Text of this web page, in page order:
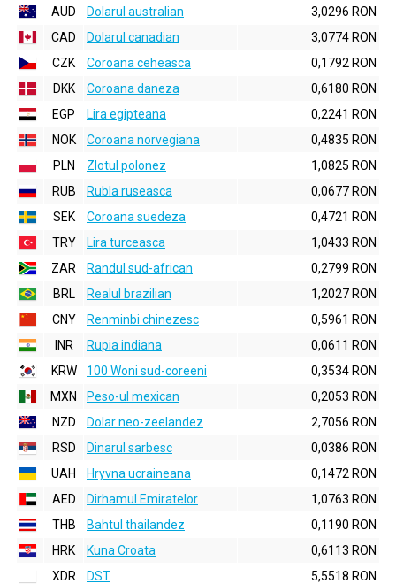
AUD
Dolarul australian
3,0296 RON
CAD
Dolarul canadian
3,0774 RON
CZK
Coroana ceheasca
0,1792 RON
DKK
Coroana daneza
0,6180 RON
EGP
Lira egipteana
0,2241 RON
NOK
Coroana norvegiana
0,4835 RON
PLN
Zlotul polonez
1,0825 RON
RUB
Rubla ruseasca
0,0677 RON
SEK
Coroana suedeza
0,4721 RON
TRY
Lira turceasca
1,0433 RON
ZAR
Randul sud-african
0,2799 RON
BRL
Realul brazilian
1,2027 RON
CNY
Renminbi chinezesc
0,5961 RON
INR
Rupia indiana
0,0611 RON
KRW
100 Woni sud-coreeni
0,3534 RON
MXN
Peso-ul mexican
0,2053 RON
NZD
Dolar neo-zeelandez
2,7056 RON
RSD
Dinarul sarbesc
0,0386 RON
UAH
Hryvna ucraineana
0,1472 RON
AED
Dirhamul Emiratelor
1,0763 RON
THB
Bahtul thailandez
0,1190 RON
HRK
Kuna Croata
0,6113 RON
XDR
DST 5,5518 RON